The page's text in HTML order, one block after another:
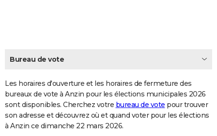
Carte de Noël
Carte Bonne année
Carte Saint-Valentin
Carte Pâques
Carte d'anniversaire
DICTIONNAIRE
Dictionnaire
Biographies
Citations
Expressions
Proverbes
PROGRAMME TV
COPAINS D'AVANT
Bureau de vote
Les horaires d'ouverture et les horaires de fermeture des
bureaux de vote à Anzin pour les élections municipales 2026
sont disponibles. Cherchez votre bureau de vote pour trouver
son adresse et découvrez où et quand voter pour les élections
à Anzin ce dimanche 22 mars 2026.